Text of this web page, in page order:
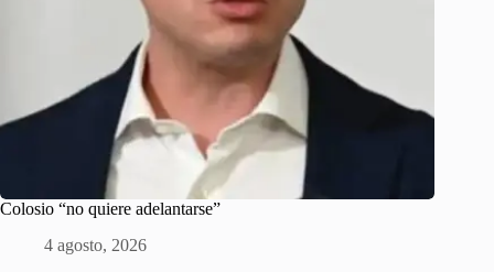
Colosio “no quiere adelantarse”
4 agosto, 2026